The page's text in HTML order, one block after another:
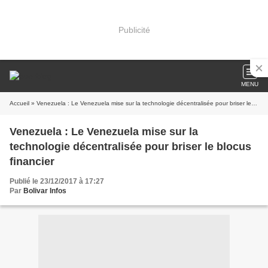
Publicité
MENU
Accueil » Venezuela : Le Venezuela mise sur la technologie décentralisée pour briser le blocus financier
Venezuela : Le Venezuela mise sur la
technologie décentralisée pour briser le blocus
financier
Publié le 23/12/2017 à 17:27
Par Bolivar Infos